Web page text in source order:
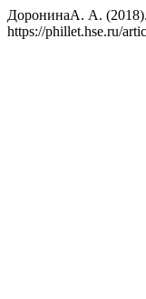
ДоронинаА. А. (2018).
https://phillet.hse.ru/